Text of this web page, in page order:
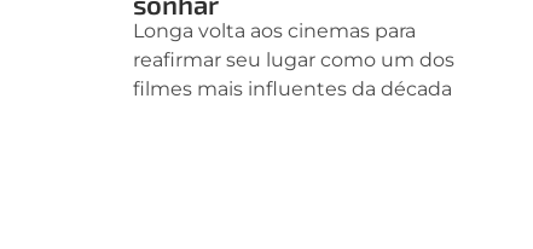
Longa volta aos cinemas para
reafirmar seu lugar como um dos
filmes mais influentes da década